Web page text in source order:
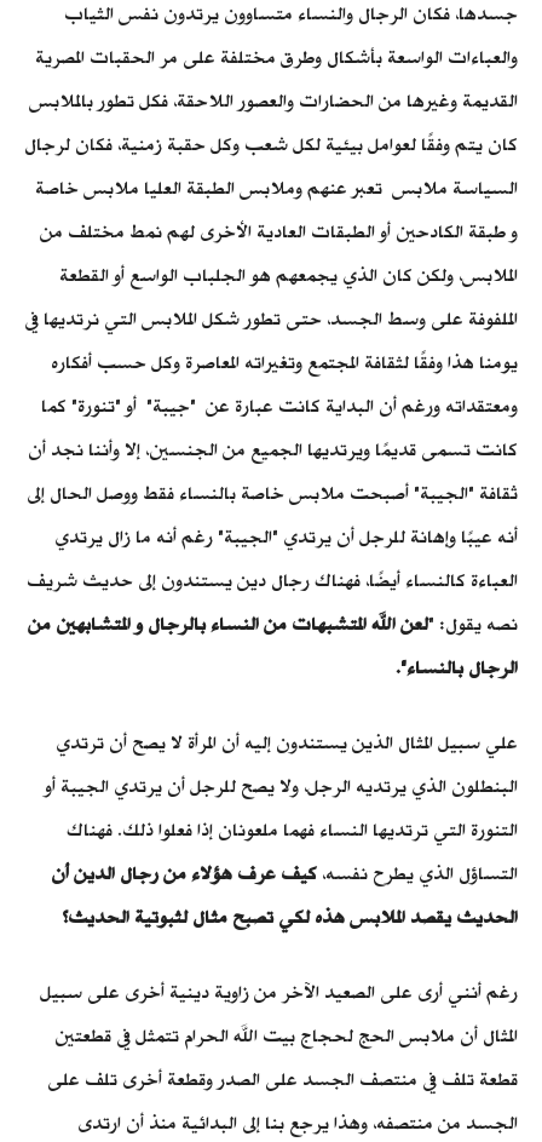
جسدها، فكان الرجال والنساء متساوون يرتدون نفس الثياب
والعباءات الواسعة بأشكال وطرق مختلفة على مر الحقبات المصرية
القديمة وغيرها من الحضارات والعصور اللاحقة، فكل تطور بالملابس
كان يتم وفقًا لعوامل بيئية لكل شعب وكل حقبة زمنية، فكان لرجال
السياسة ملابس تعبر عنهم وملابس الطبقة العليا ملابس خاصة
و طبقة الكادحين أو الطبقات العادية الأخرى لهم نمط مختلف من
الملابس، ولكن كان الذي يجمعهم هو الجلباب الواسع أو القطعة
الملفوفة على وسط الجسد، حتى تطور شكل الملابس التي نرتديها في
يومنا هذا وفقًا لثقافة المجتمع وتغيراته المعاصرة وكل حسب أفكاره
ومعتقداته ورغم أن البداية كانت عبارة عن "جيبة" أو "تنورة" كما
كانت تسمى قديمًا ويرتديها الجميع من الجنسين، إلا وأننا نجد أن
ثقافة "الجيبة" أصبحت ملابس خاصة بالنساء فقط ووصل الحال إلى
أنه عيبًا وإهانة للرجل أن يرتدي "الجيبة" رغم أنه ما زال يرتدي
العباءة كالنساء أيضًا، فهناك رجال دين يستندون إلى حديث شريف
نصه يقول: "لعن الله المتشبهات من النساء بالرجال و المتشابهين من
الرجال بالنساء".
علي سبيل المثال الذين يستندون إليه أن المرأة لا يصح أن ترتدي
البنطلون الذي يرتديه الرجل، ولا يصح للرجل أن يرتدي الجيبة أو
التنورة التي ترتديها النساء فهما ملعونان إذا فعلوا ذلك. فهناك
التساؤل الذي يطرح نفسه، كيف عرف هؤلاء من رجال الدين أن
الحديث يقصد الملابس هذه لكي تصبح مثال لثبوتية الحديث؟
رغم أنني أرى على الصعيد الآخر من زاوية دينية أخرى على سبيل
المثال أن ملابس الحج لحجاج بيت الله الحرام تتمثل في قطعتين
قطعة تلف في منتصف الجسد على الصدر وقطعة أخرى تلف على
الجسد من منتصفه، وهذا يرجع بنا إلى البدائية منذ أن ارتدى